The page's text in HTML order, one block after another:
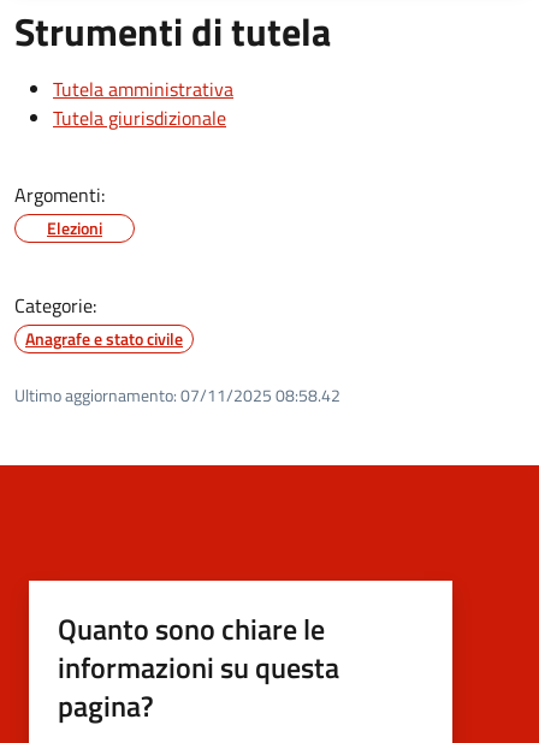
Strumenti di tutela
Tutela amministrativa
Tutela giurisdizionale
Argomenti:
Elezioni
Categorie:
Anagrafe e stato civile
Ultimo aggiornamento:07/11/2025 08:58.42
Quanto sono chiare le
informazioni su questa
pagina?